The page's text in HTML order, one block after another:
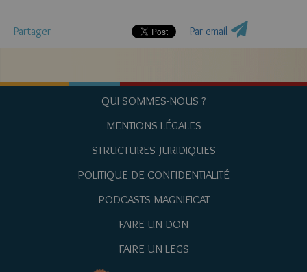
Partager Par email
QUI SOMMES-NOUS ?
MENTIONS LÉGALES
STRUCTURES JURIDIQUES
POLITIQUE DE CONFIDENTIALITÉ
PODCASTS MAGNIFICAT
FAIRE UN DON
FAIRE UN LEGS